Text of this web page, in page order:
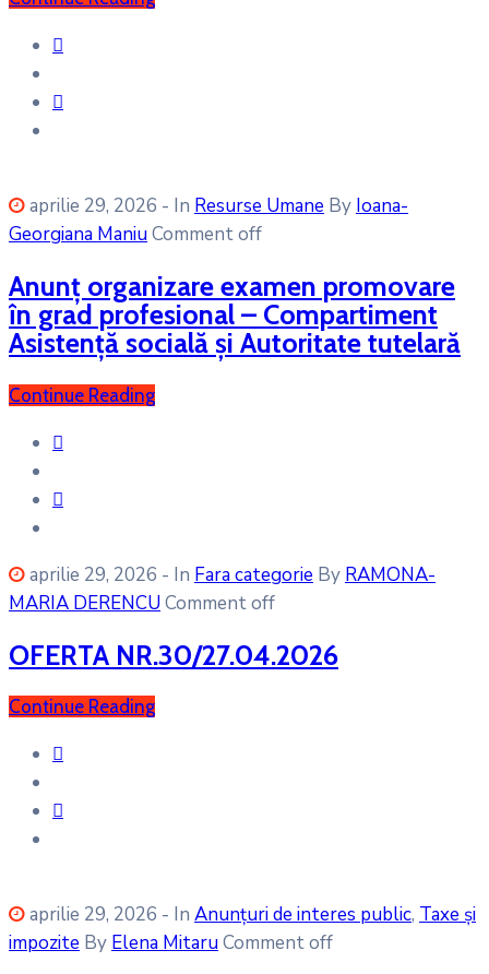
aprilie 29, 2026 - In Resurse Umane By Ioana-
Georgiana ManiuComment off
Anunț organizare examen promovare
în grad profesional – Compartiment
Asistență socială și Autoritate tutelară
Continue Reading
aprilie 29, 2026 - In Fara categorie By RAMONA-
MARIA DERENCUComment off
OFERTA NR.30/27.04.2026
Continue Reading
aprilie 29, 2026 - In Anunțuri de interes public‚ Taxe și
impozite By Elena MitaruComment off